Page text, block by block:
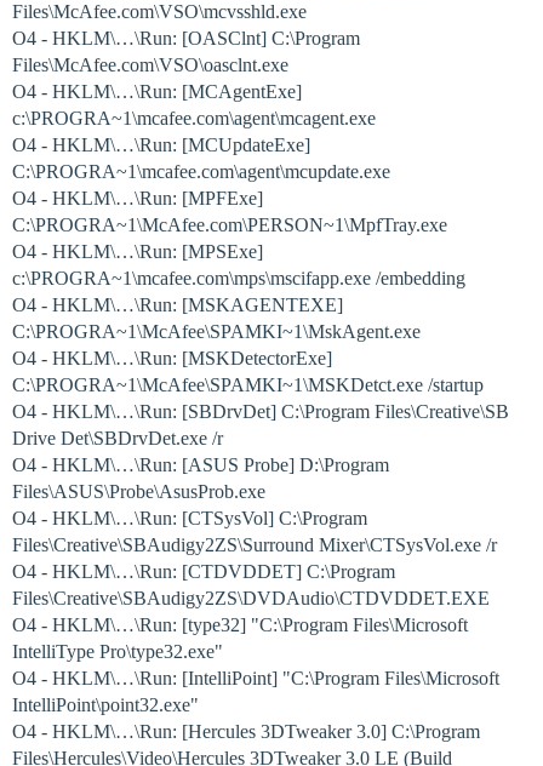
Files\McAfee.com\VSO\mcvsshld.exe
O4 - HKLM\…\Run: [OASClnt] C:\Program
Files\McAfee.com\VSO\oasclnt.exe
O4 - HKLM\…\Run: [MCAgentExe]
c:\PROGRA~1\mcafee.com\agent\mcagent.exe
O4 - HKLM\…\Run: [MCUpdateExe]
C:\PROGRA~1\mcafee.com\agent\mcupdate.exe
O4 - HKLM\…\Run: [MPFExe]
C:\PROGRA~1\McAfee.com\PERSON~1\MpfTray.exe
O4 - HKLM\…\Run: [MPSExe]
c:\PROGRA~1\mcafee.com\mps\mscifapp.exe /embedding
O4 - HKLM\…\Run: [MSKAGENTEXE]
C:\PROGRA~1\McAfee\SPAMKI~1\MskAgent.exe
O4 - HKLM\…\Run: [MSKDetectorExe]
C:\PROGRA~1\McAfee\SPAMKI~1\MSKDetct.exe /startup
O4 - HKLM\…\Run: [SBDrvDet] C:\Program Files\Creative\SB
Drive Det\SBDrvDet.exe /r
O4 - HKLM\…\Run: [ASUS Probe] D:\Program
Files\ASUS\Probe\AsusProb.exe
O4 - HKLM\…\Run: [CTSysVol] C:\Program
Files\Creative\SBAudigy2ZS\Surround Mixer\CTSysVol.exe /r
O4 - HKLM\…\Run: [CTDVDDET] C:\Program
Files\Creative\SBAudigy2ZS\DVDAudio\CTDVDDET.EXE
O4 - HKLM\…\Run: [type32] "C:\Program Files\Microsoft
IntelliType Pro\type32.exe"
O4 - HKLM\…\Run: [IntelliPoint] "C:\Program Files\Microsoft
IntelliPoint\point32.exe"
O4 - HKLM\…\Run: [Hercules 3DTweaker 3.0] C:\Program
Files\Hercules\Video\Hercules 3DTweaker 3.0 LE (Build